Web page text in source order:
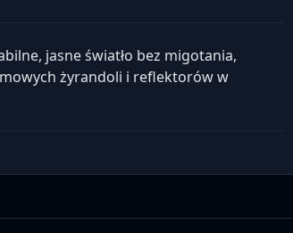
jasne światło bez migotania,
żyrandoli i reflektorów w